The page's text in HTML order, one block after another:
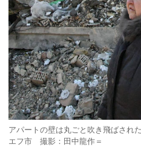
アパートの壁は丸ごと吹き飛ばされ
エフ市 撮影：田中龍作＝